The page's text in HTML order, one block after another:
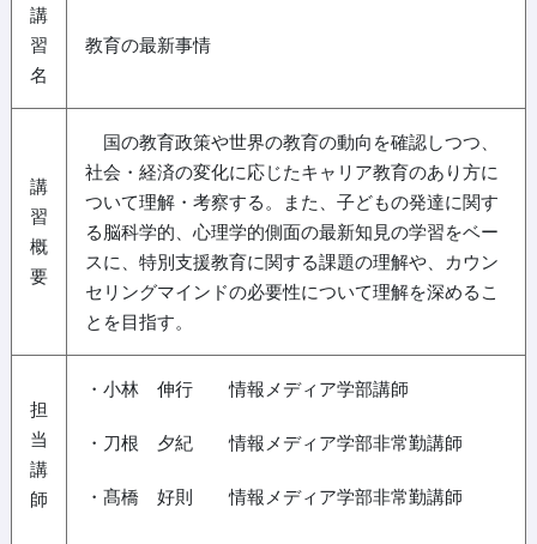
講
習
名
教育の最新事情
講
習
概
要
国の教育政策や世界の教育の動向を確認しつつ、
社会・経済の変化に応じたキャリア教育のあり方に
ついて理解・考察する。また、子どもの発達に関す
る脳科学的、心理学的側面の最新知見の学習をベー
スに、特別支援教育に関する課題の理解や、カウン
セリングマインドの必要性について理解を深めるこ
とを目指す。
担
当
講
師
・小林 伸行 情報メディア学部講師
・刀根 夕紀 情報メディア学部非常勤講師
・髙橋 好則 情報メディア学部非常勤講師